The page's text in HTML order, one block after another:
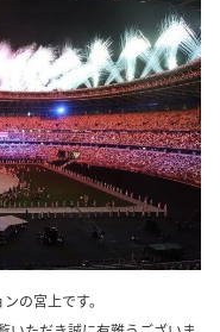
の宮上です。